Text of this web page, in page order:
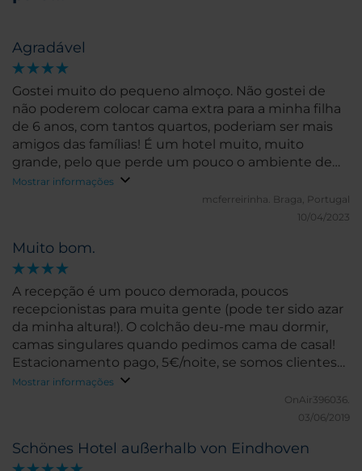
Agradável
Gostei muito do pequeno almoço. Não gostei de
não poderem colocar cama extra para a minha filha
de 6 anos, com tantos quartos, poderiam ser mais
amigos das famílias! É um hotel muito, muito
grande, pelo que perde um pouco o ambiente de
hotel, tudo fica distante!
Mostrar informações
mcferreirinha. Braga, Portugal
10/04/2023
Muito bom.
A recepção é um pouco demorada, poucos
recepcionistas para muita gente (pode ter sido azar
da minha altura!). O colchão deu-me mau dormir,
camas singulares quando pedimos cama de casal!
Estacionamento pago, 5€/noite, se somos clientes
não deveria ser grátis?! Conclusão, mesmo assim
muito bom! Ah, café nexpresso e chá grátis nos
quartos. Muitos passatempos, áreas de lazer e
Pavilhão de desportos, piscina, sauna,...). Situado no
Mostrar informações
OnAir396036.
03/06/2019
Schönes Hotel außerhalb von Eindhoven